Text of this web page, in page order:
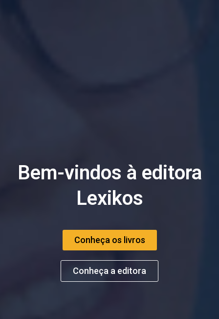
Bem-vindos à editora
Lexikos
Conheça os livros
Conheça a editora